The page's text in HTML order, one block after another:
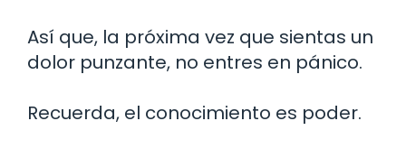
Así que, la próxima vez que sientas un
dolor punzante, no entres en pánico.
Recuerda, el conocimiento es poder.